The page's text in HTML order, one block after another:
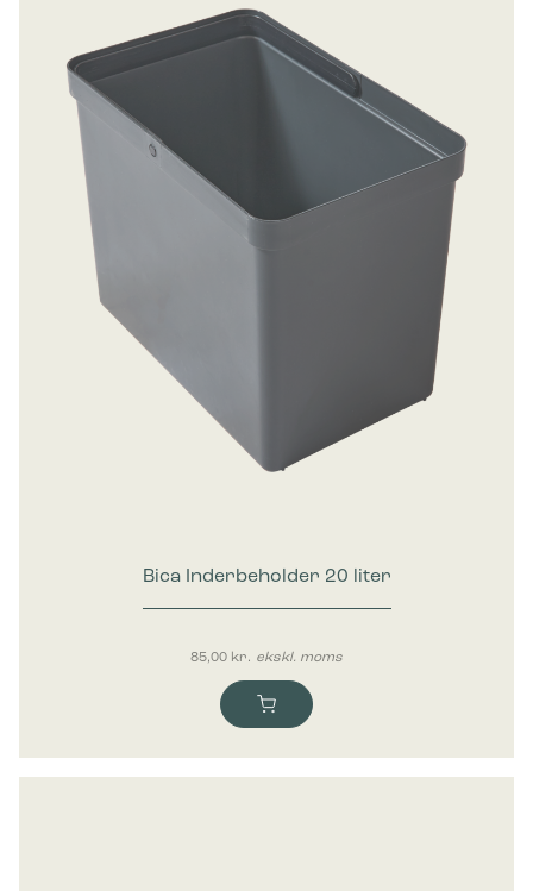
Bica Inderbeholder 20 liter
85,00 kr. ekskl. moms